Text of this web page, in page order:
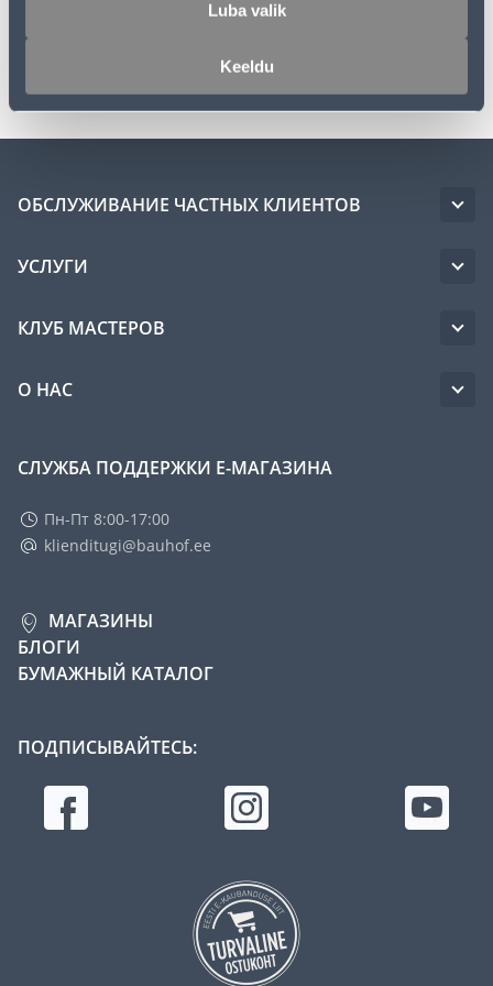
Luba valik
Keeldu
ОБСЛУЖИВАНИЕ ЧАСТНЫХ КЛИЕНТОВ
УСЛУГИ
КЛУБ МАСТЕРОВ
О НАС
СЛУЖБА ПОДДЕРЖКИ Е-МАГАЗИНА
Пн-Пт 8:00-17:00
klienditugi@bauhof.ee
МАГАЗИНЫ
БЛОГИ
БУМАЖНЫЙ КАТАЛОГ
ПОДПИСЫВАЙТЕСЬ: